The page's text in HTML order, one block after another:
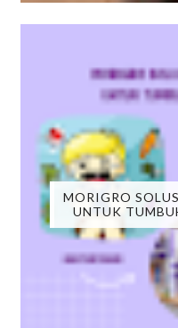
MORIGRO
UNTUK